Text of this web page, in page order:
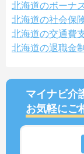
北海道のボーナ
北海道の社会保
北海道の交通費
北海道の退職金
マイナビ介
お気軽にご